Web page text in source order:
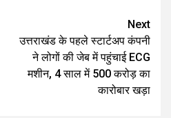
Next
उत्तराखंड के पहले स्टार्टअप कंपनी
ने लोगों की जेब में पहुंचाई ECG
मशीन, 4 साल में 500 करोड़ का
कारोबार खड़ा